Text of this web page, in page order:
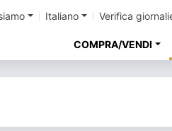
Italiano Verifica
COMPRA/VENDI